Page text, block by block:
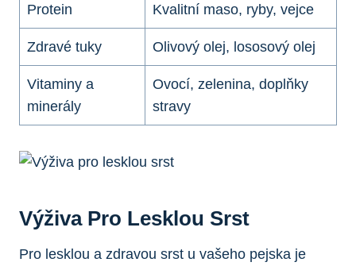
Protein Kvalitní maso, ⁢ryby, vejce
Zdravé tuky Olivový olej, lososový olej
Vitaminy a
minerály
Ovocí, zelenina, doplňky
stravy
Výživa ⁢pro Lesklou ​srst
Pro lesklou a​ zdravou⁤ srst⁣ u⁤ vašeho ​pejska ⁤je